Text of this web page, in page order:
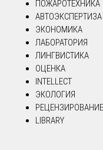
ПОЖАРОТЕХНИКА
АВТОЭКСПЕРТИЗА
ЭКОНОМИКА
ЛАБОРАТОРИЯ
ЛИНГВИСТИКА
ОЦЕНКА
INTELLECT
ЭКОЛОГИЯ
РЕЦЕНЗИРОВАНИЕ
LIBRARY